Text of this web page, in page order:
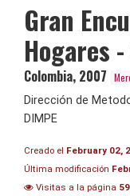
Gran
Hogares
Colombia, 2007
Dirección de
DIMPE
Creado el February 02,
Última modificación
Visitas a la página